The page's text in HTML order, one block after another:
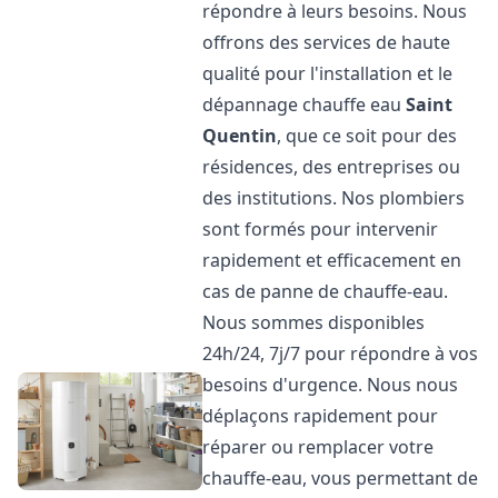
répondre à leurs besoins. Nous
offrons des services de haute
qualité pour l'installation et le
dépannage chauffe eauSaint
Quentin, que ce soit pour des
résidences, des entreprises ou
des institutions. Nos plombiers
sont formés pour intervenir
rapidement et efficacement en
cas de panne de chauffe-eau.
Nous sommes disponibles
24h/24, 7j/7 pour répondre à vos
besoins d'urgence. Nous nous
déplaçons rapidement pour
réparer ou remplacer votre
chauffe-eau, vous permettant de